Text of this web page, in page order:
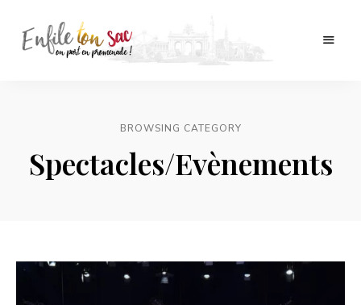
BROWSING CATEGORY
Spectacles/Evènements